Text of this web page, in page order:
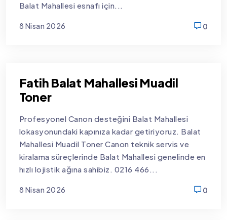
Balat Mahallesi esnafı için...
8 Nisan 2026
0
Fatih Balat Mahallesi Muadil
Toner
Profesyonel Canon desteğini Balat Mahallesi
lokasyonundaki kapınıza kadar getiriyoruz. Balat
Mahallesi Muadil Toner Canon teknik servis ve
kiralama süreçlerinde Balat Mahallesi genelinde en
hızlı lojistik ağına sahibiz. 0216 466...
8 Nisan 2026
0